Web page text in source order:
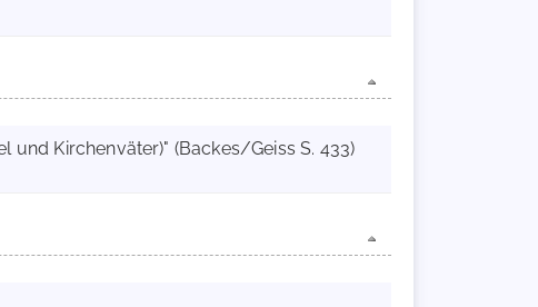
und Kirchenväter)" (Backes/Geiss S. 433)